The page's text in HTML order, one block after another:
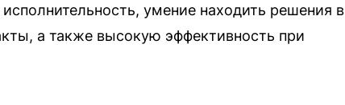
умение находить решения в
а также высокую эффективность при